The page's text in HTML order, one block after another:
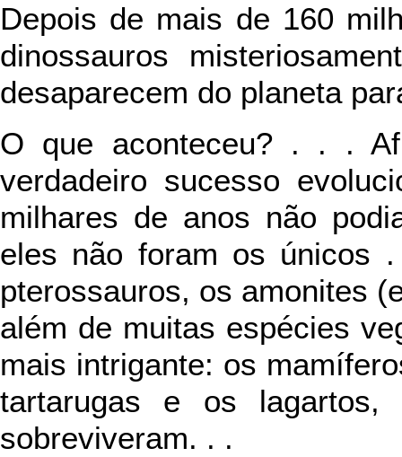
Depois de mais de 160
dinossauros
desaparecem do planeta
O que aconteceu? . . .
verdadeiro sucesso
milhares de anos não
eles não foram os únicos
pterossauros, os amonites
além de muitas espécies
mais intrigante: os
tartarugas e os lagartos,
sobreviveram. . .